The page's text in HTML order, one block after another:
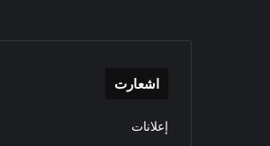
اشعارت
إعلانات